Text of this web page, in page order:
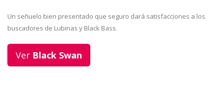
Un señuelo bien presentado que seguro dará satisfacciones a los
buscadores de Lubinas y Black Bass.
Ver Black Swan